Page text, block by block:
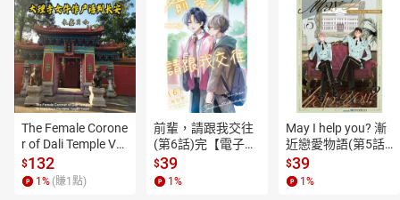
才發現自己最愛的還是劇場。擅長即興表演，為OK的即興劇工作室
固定成員，演出作品有：《拼貼 The Collage》、《卡拉OK的》、
《輝夜，來自月亮的公主》、《熱帶魚》等。於2020年加入鏡好聽
學院擔任聲音主播，目前在鏡好聽的有聲書作品有《歡迎光臨分手
事務所》、《有一天，禪》、《職場冷暴力》、《種地書》、《沙
茶：戰後潮汕移民與臺灣飲食變遷》、《紅房子：圓山大飯店的當
時與此刻》、《可以強悍，也可以示弱》、《孟買春秋》、《善良
是一種選擇》、《黃金男人》、《時代如何轉了彎：蔡英文與臺灣
轉型八年》、《戒不掉的癮世代: 臺灣的毒梟、大麻、咖啡包與地下
經濟》等。
The Female Corone
r of Dali Temple Vo
l.6【有聲書】
$132
1 % (賺1 點)
前輩，請跟我交往
(第6話)完【電子
書】
$39
1 %
May I help you? 漸
近戀愛物語(第5話)
【電子書】
$39
1 %